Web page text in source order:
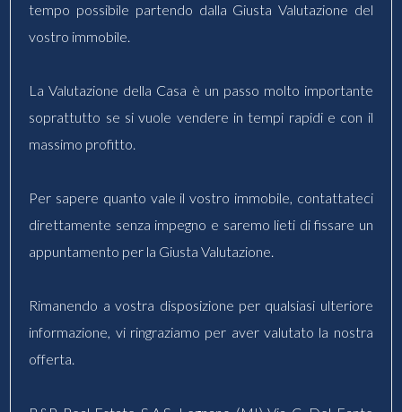
tempo possibile partendo dalla Giusta Valutazione del
vostro immobile.
La Valutazione della Casa è un passo molto importante
soprattutto se si vuole vendere in tempi rapidi e con il
massimo profitto.
Per sapere quanto vale il vostro immobile, contattateci
direttamente senza impegno e saremo lieti di fissare un
appuntamento per la Giusta Valutazione.
Rimanendo a vostra disposizione per qualsiasi ulteriore
informazione, vi ringraziamo per aver valutato la nostra
offerta.